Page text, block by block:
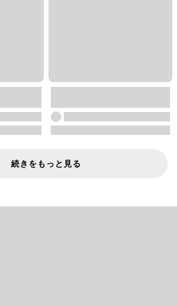
続きをもっと見る